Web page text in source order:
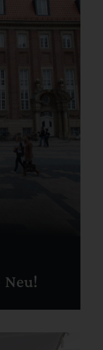
Neu!